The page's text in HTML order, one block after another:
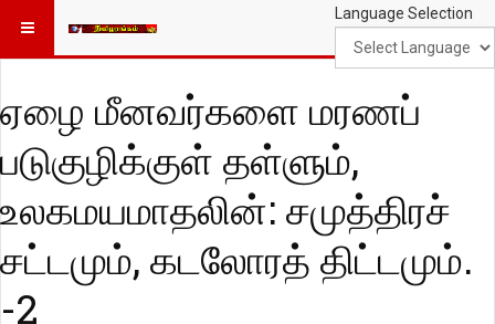
Language Selection
ஏழை மீனவர்களை மரணப்
படுகுழிக்குள் தள்ளும்,
உலகமயமாதலின்: சமுத்திரச்
சட்டமும், கடலோரத் திட்டமும்.
-2